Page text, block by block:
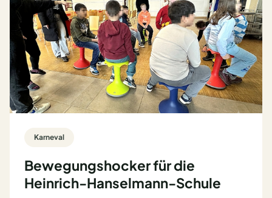
Karneval
Bewegungshocker für die
Heinrich-Hanselmann-Schule